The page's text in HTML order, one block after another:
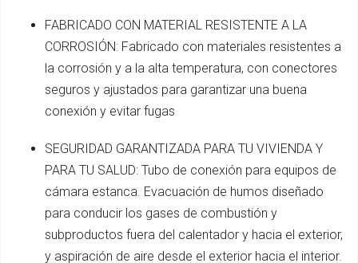
FABRICADO CON MATERIAL RESISTENTE A LA
CORROSIÓN: Fabricado con materiales resistentes a
la corrosión y a la alta temperatura, con conectores
seguros y ajustados para garantizar una buena
conexión y evitar fugas
SEGURIDAD GARANTIZADA PARA TU VIVIENDA Y
PARA TU SALUD: Tubo de conexión para equipos de
cámara estanca. Evacuación de humos diseñado
para conducir los gases de combustión y
subproductos fuera del calentador y hacia el exterior,
y aspiración de aire desde el exterior hacia el interior.